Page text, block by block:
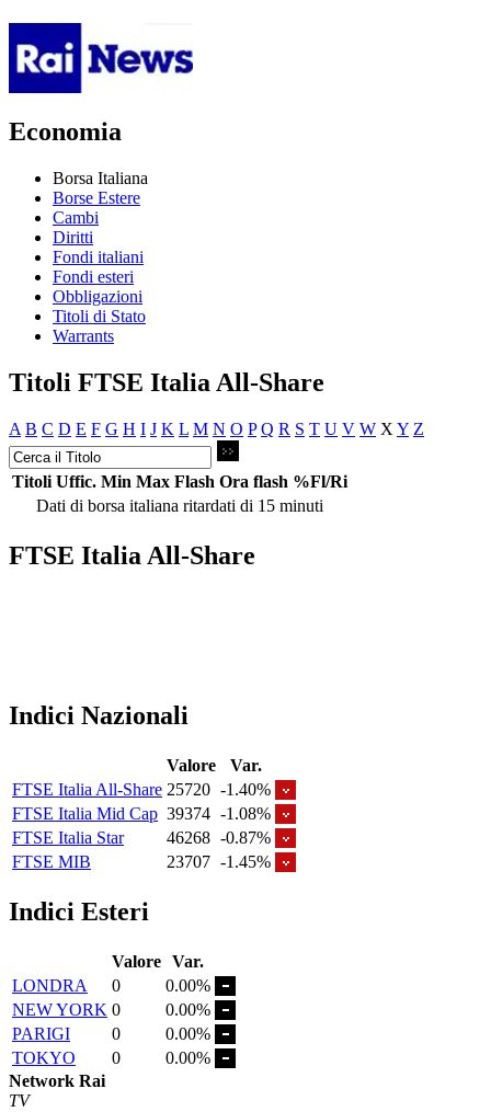
Economia
Borsa Italiana
Borse Estere
Cambi
Diritti
Fondi italiani
Fondi esteri
Obbligazioni
Titoli di Stato
Warrants
Titoli FTSE Italia All-Share
A B C D E F G H I J K L M N O P Q R S T U V W X Y Z
Titoli Uffic. Min Max Flash Ora flash %Fl/Ri
Dati di borsa italiana ritardati di 15 minuti
FTSE Italia All-Share
Indici Nazionali
Valore
Var.
FTSE Italia All-Share 25720 -1.40%
FTSE Italia Mid Cap 39374 -1.08%
FTSE Italia Star
46268 -0.87%
FTSE MIB
23707 -1.45%
Indici Esteri
Valore Var.
LONDRA
0
0.00%
NEW YORK 0
0.00%
PARIGI
0
0.00%
TOKYO
0
0.00%
Network Rai
TV